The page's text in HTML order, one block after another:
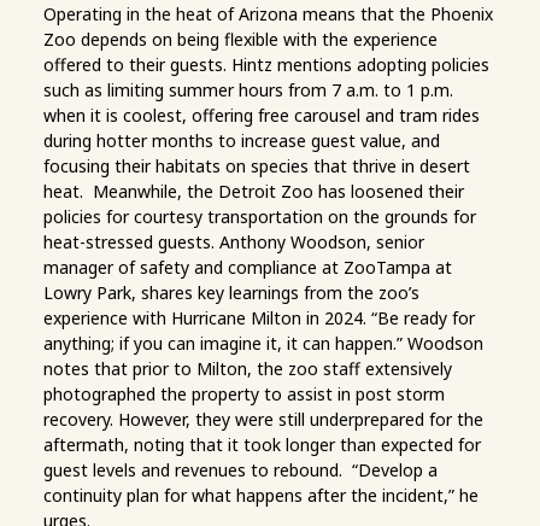
Operating in the heat of Arizona means that the Phoenix
Zoo depends on being flexible with the experience
offered to their guests. Hintz mentions adopting policies
such as limiting summer hours from 7 a.m. to 1 p.m.
when it is coolest, offering free carousel and tram rides
during hotter months to increase guest value, and
focusing their habitats on species that thrive in desert
heat. Meanwhile, the Detroit Zoo has loosened their
policies for courtesy transportation on the grounds for
heat-stressed guests. Anthony Woodson, senior
manager of safety and compliance at ZooTampa at
Lowry Park, shares key learnings from the zoo’s
experience with Hurricane Milton in 2024. “Be ready for
anything; if you can imagine it, it can happen.” Woodson
notes that prior to Milton, the zoo staff extensively
photographed the property to assist in post storm
recovery. However, they were still underprepared for the
aftermath, noting that it took longer than expected for
guest levels and revenues to rebound. “Develop a
continuity plan for what happens after the incident,” he
urges.